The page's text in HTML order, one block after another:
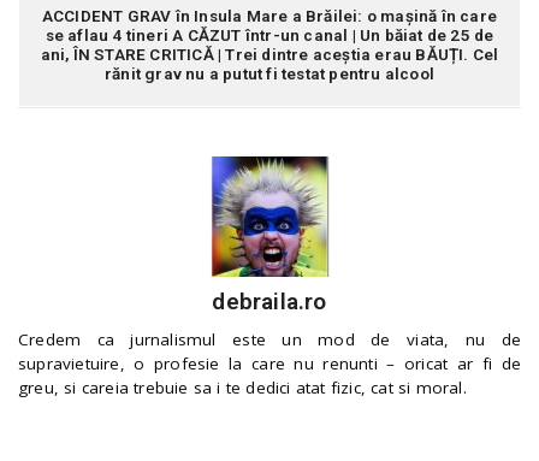
ACCIDENT GRAV în Insula Mare a Brăilei: o mașină în care
se aflau 4 tineri A CĂZUT într-un canal | Un băiat de 25 de
ani, ÎN STARE CRITICĂ | Trei dintre aceștia erau BĂUȚI. Cel
rănit grav nu a putut fi testat pentru alcool
debraila.ro
Credem ca jurnalismul este un mod de viata, nu de
supravietuire, o profesie la care nu renunti – oricat ar fi de
greu, si careia trebuie sa i te dedici atat fizic, cat si moral.